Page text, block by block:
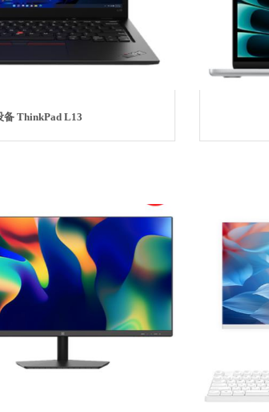
备 ThinkPad L13